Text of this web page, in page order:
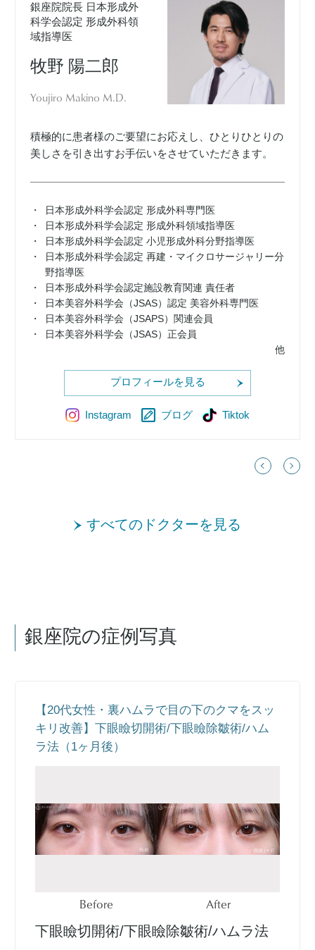
銀座院院長 日本形成外
科学会認定 形成外科領
域指導医
牧野 陽二郎
Youjiro Makino M.D.
積極的に患者様のご要望にお応えし、ひとりひとりの
美しさを引き出すお手伝いをさせていただきます。
日本形成外科学会認定 形成外科専門医
日本形成外科学会認定 形成外科領域指導医
日本形成外科学会認定 小児形成外科分野指導医
日本形成外科学会認定 再建・マイクロサージャリー分
野指導医
日本形成外科学会認定施設教育関連 責任者
日本美容外科学会（JSAS）認定 美容外科専門医
日本美容外科学会（JSAPS）関連会員
日本美容外科学会（JSAS）正会員
他
プロフィールを見る
Instagram ブログ Tiktok
すべてのドクターを見る
銀座院の症例写真
【20代女性・裏ハムラで目の下のクマをスッ
キリ改善】下眼瞼切開術/下眼瞼除皺術/ハム
ラ法（1ヶ月後）
Before After
下眼瞼切開術/下眼瞼除皺術/ハムラ法